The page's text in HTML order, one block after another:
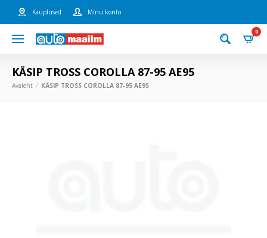
Kauplused Minu konto
0
KÄSIP TROSS COROLLA 87-95 AE95
Avaleht KÄSIP TROSS COROLLA 87-95 AE95